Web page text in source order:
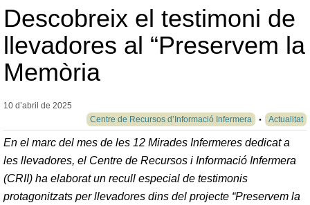
Descobreix el testimoni de
llevadores al “Preservem la
Memòria
10 d’abril de 2025
Centre de Recursos d’Informació Infermera
Actualitat
En el marc del mes de les 12 Mirades Infermeres dedicat a
les llevadores, el Centre de Recursos i Informació Infermera
(CRII) ha elaborat un recull especial de testimonis
protagonitzats per llevadores dins del projecte “Preservem la